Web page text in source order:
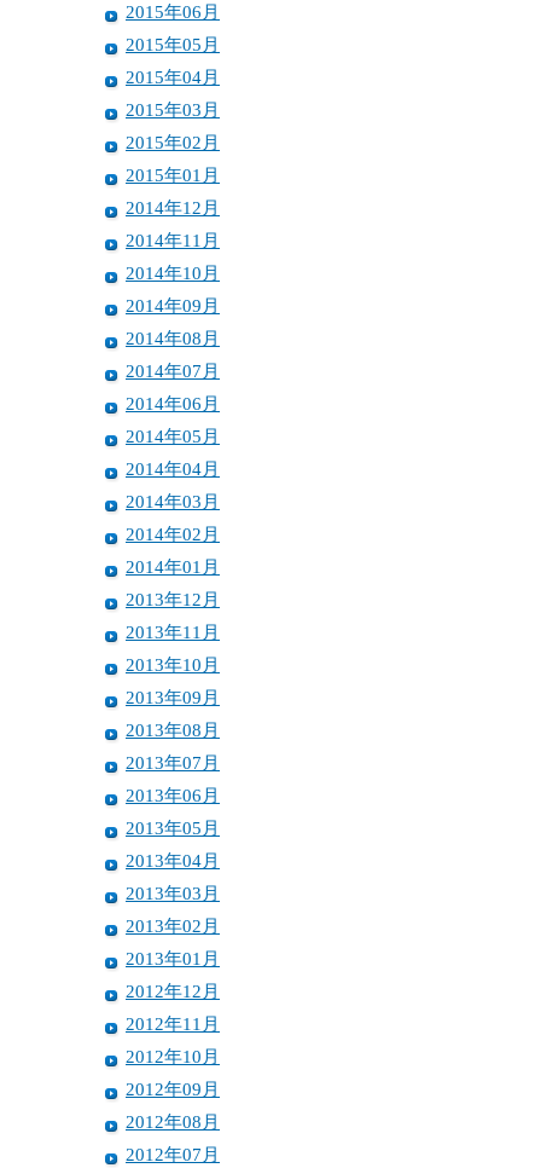
2015年06月
2015年05月
2015年04月
2015年03月
2015年02月
2015年01月
2014年12月
2014年11月
2014年10月
2014年09月
2014年08月
2014年07月
2014年06月
2014年05月
2014年04月
2014年03月
2014年02月
2014年01月
2013年12月
2013年11月
2013年10月
2013年09月
2013年08月
2013年07月
2013年06月
2013年05月
2013年04月
2013年03月
2013年02月
2013年01月
2012年12月
2012年11月
2012年10月
2012年09月
2012年08月
2012年07月